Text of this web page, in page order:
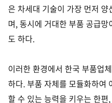
은 차세대 기술이 가장 먼저
며, 동시에 거대한 부품 공급
도 하다.
이러한 환경에서 한국 부품업
하다. 부품 자체를 모듈화하여
할 수 있는 능력을 키우는 한